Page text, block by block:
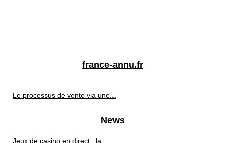
france-annu.fr
Le processus de vente via une...
News
Jeux de casino en direct : la...